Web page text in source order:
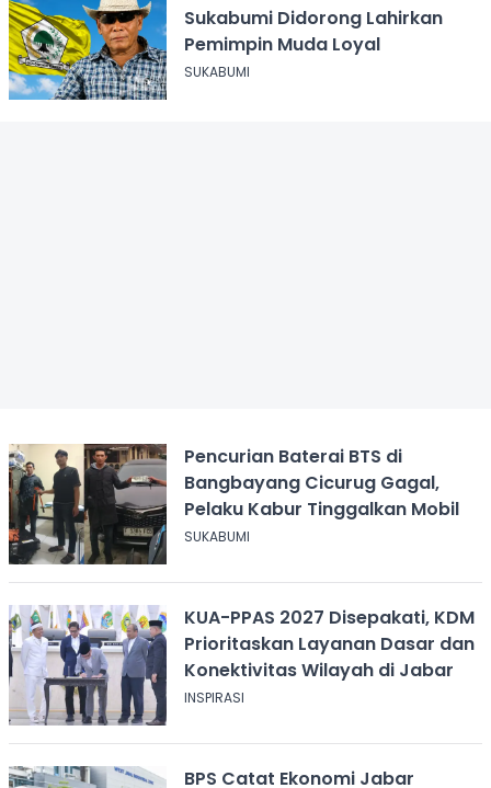
Sukabumi Didorong Lahirkan
Pemimpin Muda Loyal
SUKABUMI
Pencurian Baterai BTS di
Bangbayang Cicurug Gagal,
Pelaku Kabur Tinggalkan Mobil
SUKABUMI
KUA-PPAS 2027 Disepakati, KDM
Prioritaskan Layanan Dasar dan
Konektivitas Wilayah di Jabar
INSPIRASI
BPS Catat Ekonomi Jabar